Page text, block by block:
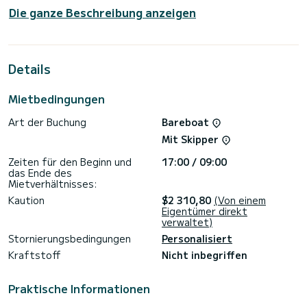
Segelboot mit 12 Metern Länge verbringen? Sie können mit
bis zu 8 Personen an Bord kommen und die 3 komfortablen
Ausrüstung ausgestattet: Autopilot, Außenbordmotor,
Badeplattform.
Bitte fordern Sie Ihr Angebot direkt über die Plattform an,
Die ganze Beschreibung anzeigen
Details
Mietbedingungen
Art der Buchung
Bareboat
Mit Skipper
Zeiten für den Beginn und
das Ende des
Mietverhältnisses:
17:00 / 09:00
Kaution $2 310,80 (Von einem
Eigentümer direkt
verwaltet)
Stornierungsbedingungen
Personalisiert
Kraftstoff
Nicht inbegriffen
Praktische Informationen